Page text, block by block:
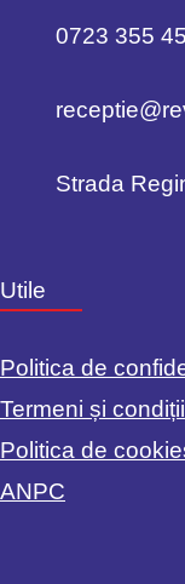
0723 355
Strada
Utile
Politica de
Termeni și condiții
Politica de
ANPC